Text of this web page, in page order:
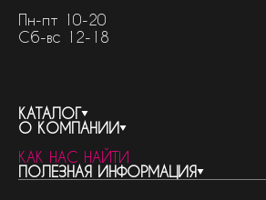
Пн-пт 10-20
Сб-вс 12-18
КАТАЛОГ
весь каталог
бренды
женская парфюмерия
О КОМПАНИИ
контакты
о компании
КАК НАС НАЙТИ
ПОЛЕЗНАЯ ИНФОРМАЦИЯ